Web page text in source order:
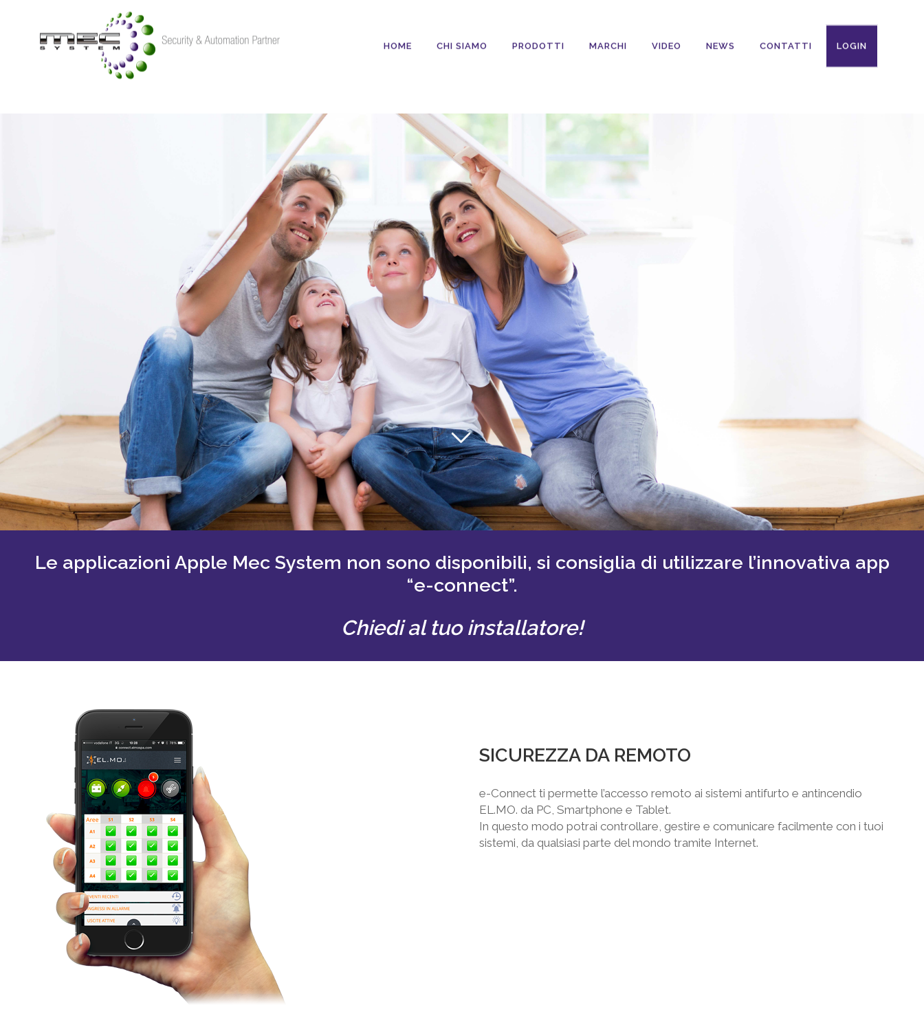
HOME CHI SIAMO PRODOTTI MARCHI VIDEO NEWS CONTATTI LOGIN
Le applicazioni Apple Mec System non sono disponibili, si consiglia di utilizzare l’innovativa app
“e-connect”.
Chiedi al tuo installatore!
SICUREZZA DA REMOTO
e-Connect ti permette l’accesso remoto ai sistemi antifurto e antincendio
EL.MO. da PC, Smartphone e Tablet.
In questo modo potrai controllare, gestire e comunicare facilmente con i tuoi
sistemi, da qualsiasi parte del mondo tramite Internet.